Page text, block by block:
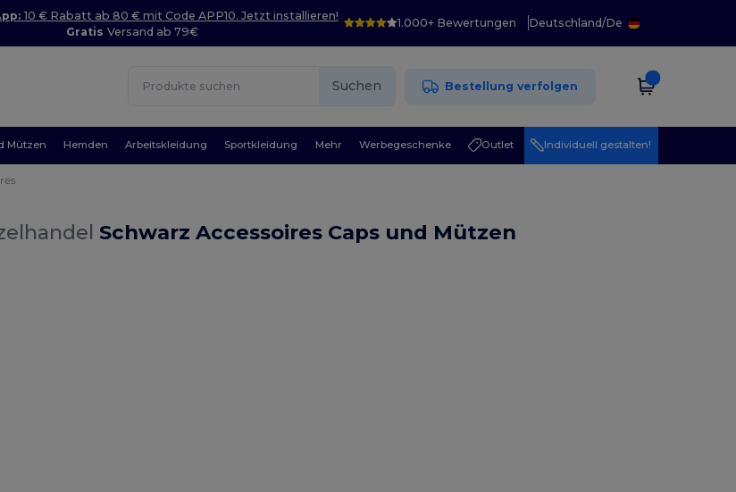
10 € Rabatt ab 80 € mit Code APP10. Jetzt installieren!
GratisVersand ab 79€
1.000+ Bewertungen Deutschland/De
Suchen Bestellung verfolgen
Mützen Hemden Arbeitskleidung Sportkleidung Mehr Werbegeschenke Outlet Individuell gestalten!
Schwarz Accessoires Caps und Mützen